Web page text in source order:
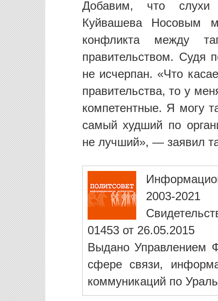
Добавим, что
Куйвашева Носовым
конфликта между
правительством. Судя
не исчерпан. «Что
правительства, то у
компетентные. Я могу
самый худший по
не лучший», — заявил
2003-2021
01453 от 26.05.2015
Выдано Управлением
сфере связи,
коммуникаций по